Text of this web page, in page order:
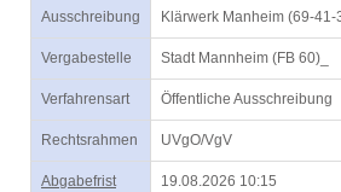
Ausschreibung Klärwerk Manheim (69-
Vergabestelle Stadt Mannheim (FB 60)_
Verfahrensart Öffentliche Ausschreibung
Rechtsrahmen UVgO/VgV
Abgabefrist 19.08.2026 10:15